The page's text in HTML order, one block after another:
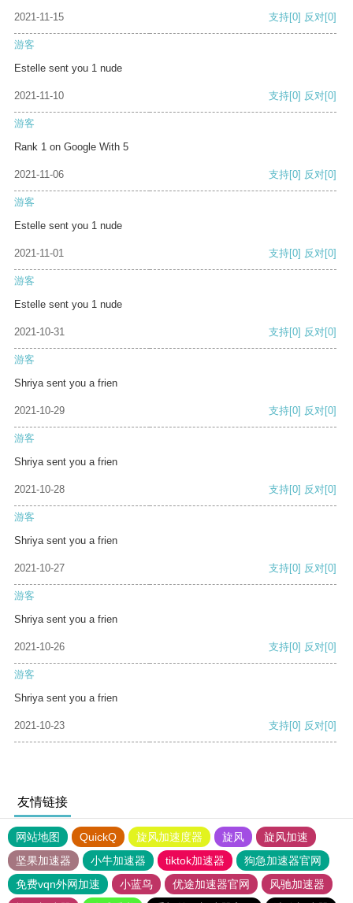
2021-11-15 支持[0] 反对[0]
游客
Estelle sent you 1 nude
2021-11-10 支持[0] 反对[0]
游客
Rank 1 on Google With 5
2021-11-06 支持[0] 反对[0]
游客
Estelle sent you 1 nude
2021-11-01 支持[0] 反对[0]
游客
Estelle sent you 1 nude
2021-10-31 支持[0] 反对[0]
游客
Shriya sent you a frien
2021-10-29 支持[0] 反对[0]
游客
Shriya sent you a frien
2021-10-28 支持[0] 反对[0]
游客
Shriya sent you a frien
2021-10-27 支持[0] 反对[0]
游客
Shriya sent you a frien
2021-10-26 支持[0] 反对[0]
游客
Shriya sent you a frien
2021-10-23 支持[0] 反对[0]
友情链接
网站地图 QuickQ 旋风加速度器 旋风
旋风加速
坚果加速器
小牛加速器 tiktok加速器
狗急加速器官网
免费vqn外网加速
小蓝鸟 优途加速器官网
风驰加速器